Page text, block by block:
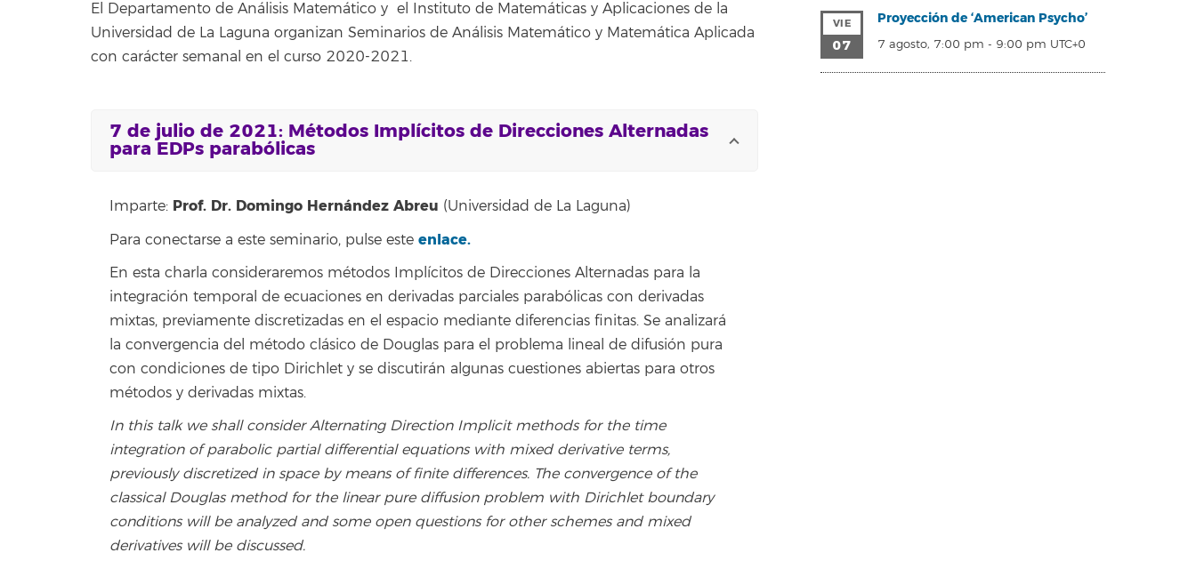
El Departamento de Análisis Matemático y el Instituto de Matemáticas y Aplicaciones de la
Universidad de La Laguna organizan Seminarios de Análisis Matemático y Matemática Aplicada
con carácter semanal en el curso 2020-2021.
7 de julio de 2021: Métodos Implícitos de Direcciones Alternadas
para EDPs parabólicas
Imparte: Prof. Dr. Domingo Hernández Abreu (Universidad de La Laguna)
Para conectarse a este seminario, pulse este enlace.
En esta charla consideraremos métodos Implícitos de Direcciones Alternadas para la
integración temporal de ecuaciones en derivadas parciales parabólicas con derivadas
mixtas, previamente discretizadas en el espacio mediante diferencias finitas. Se analizará
la convergencia del método clásico de Douglas para el problema lineal de difusión pura
con condiciones de tipo Dirichlet y se discutirán algunas cuestiones abiertas para otros
métodos y derivadas mixtas.
In this talk we shall consider Alternating Direction Implicit methods for the time
integration of parabolic partial differential equations with mixed derivative terms,
previously discretized in space by means of finite differences. The convergence of the
classical Douglas method for the linear pure diffusion problem with Dirichlet boundary
conditions will be analyzed and some open questions for other schemes and mixed
derivatives will be discussed.
VIE
07
Proyección de ‘American Psycho’
7 agosto, 7:00 pm - 9:00 pm UTC+0